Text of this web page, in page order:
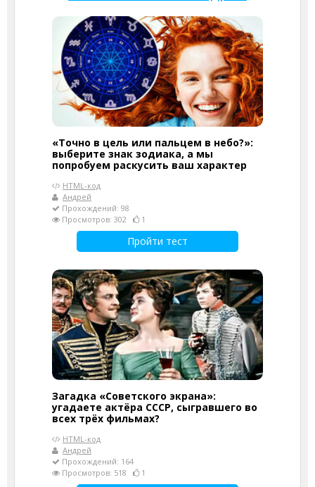
«Точно в цель или пальцем в небо?»:
выберите знак зодиака, а мы
попробуем раскусить ваш характер
HTML-код
Андрей
Прохождений: 98
Просмотров: 302
1
Пройти тест
Загадка «Советского экрана»:
угадаете актёра СССР, сыгравшего во
всех трёх фильмах?
HTML-код
Андрей
Прохождений: 164
Просмотров: 518
1